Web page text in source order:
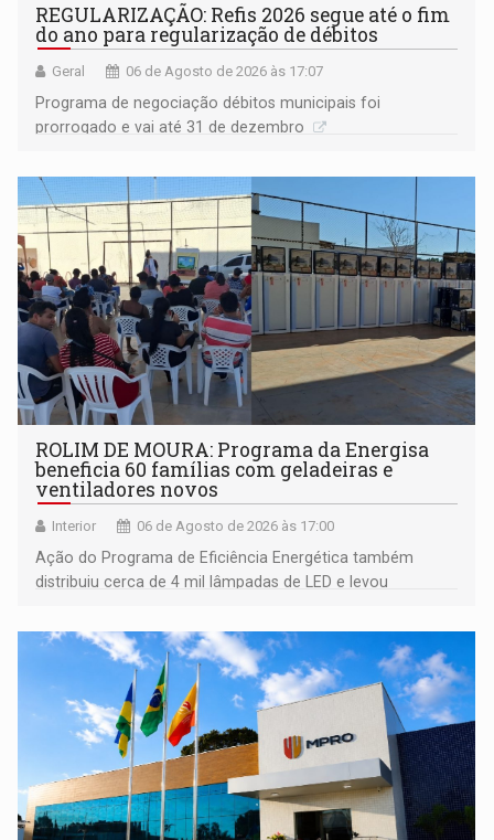
REGULARIZAÇÃO: Refis 2026 segue até o fim
do ano para regularização de débitos
Geral 06 de Agosto de 2026 às 17:07
Programa de negociação débitos municipais foi
prorrogado e vai até 31 de dezembro
ROLIM DE MOURA: Programa da Energisa
beneficia 60 famílias com geladeiras e
ventiladores novos
Interior 06 de Agosto de 2026 às 17:00
Ação do Programa de Eficiência Energética também
distribuiu cerca de 4 mil lâmpadas de LED e levou
comunidade